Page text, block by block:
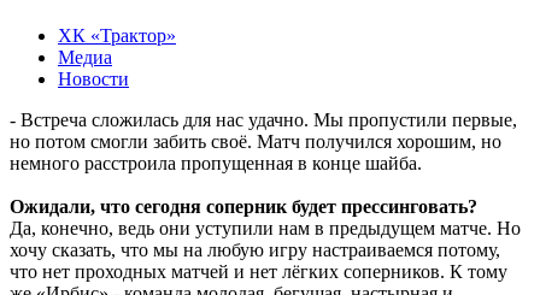
ХК «Трактор»
Медиа
Новости
- Встреча сложилась для нас удачно. Мы пропустили первые,
но потом смогли забить своё. Матч получился хорошим, но
немного расстроила пропущенная в конце шайба.
Ожидали, что сегодня соперник будет прессинговать?
Да, конечно, ведь они уступили нам в предыдущем матче. Но
хочу сказать, что мы на любую игру настраиваемся потому,
что нет проходных матчей и нет лёгких соперников. К тому